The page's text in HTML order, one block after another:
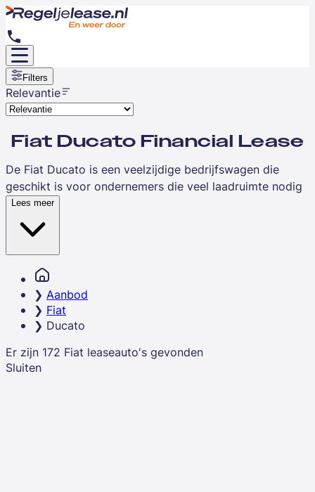
Filters
Relevantie
Fiat Ducato Financial Lease
De Fiat Ducato is een veelzijdige bedrijfswagen die
geschikt is voor ondernemers die veel laadruimte nodig
hebben, zoals loodgieters, schilders en
transportbedrijven. Deze bestelbus is in Nederland één
van de meest gekozen modellen in zijn segment en biedt
een sterke combinatie van ruimte, praktische indeling en
betrouwbaarheid. Met financial lease spreid je de
investering van de Fiat Ducato over een vaste looptijd,
terwijl je direct economisch eigenaar bent.
Lees meer
Aanbod
Fiat
Ducato
Er zijn 172 Fiat leaseauto's gevonden
Sluiten